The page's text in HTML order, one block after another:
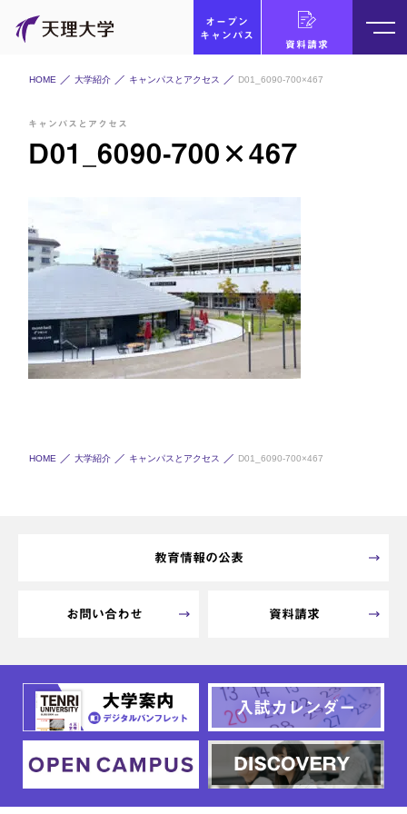
オープン
キャンパス
資料請求
HOME 大学紹介 キャンパスとアクセス D01_6090-700×467
キャンパスとアクセス
D01_6090-700×467
HOME 大学紹介 キャンパスとアクセス D01_6090-700×467
教育情報の公表
お問い合わせ 資料請求